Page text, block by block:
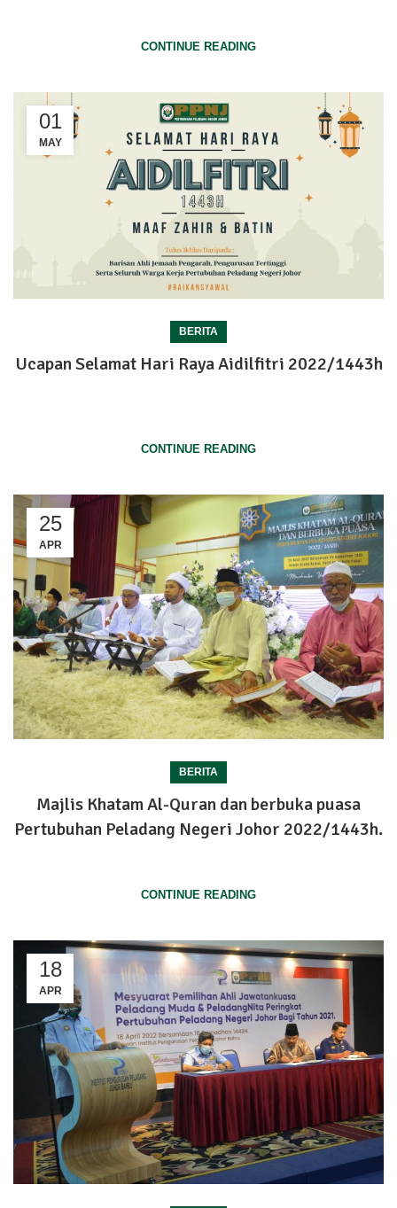
CONTINUE READING
01
MAY
BERITA
Ucapan Selamat Hari Raya Aidilfitri 2022/1443h
CONTINUE READING
25
APR
BERITA
Majlis Khatam Al-Quran dan berbuka puasa
Pertubuhan Peladang Negeri Johor 2022/1443h.
CONTINUE READING
18
APR